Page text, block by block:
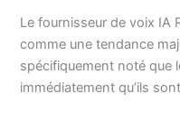
Le fournisseur de voix IA
comme une tendance
spécifiquement noté que
immédiatement qu’ils sont